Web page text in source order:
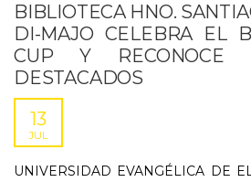
BIBLIOTECA HNO.
DI-MAJO CELEBRA EL
CUP Y RECONOCE
DESTACADOS
13
JUL
UNIVERSIDAD EVANGÉLICA DE